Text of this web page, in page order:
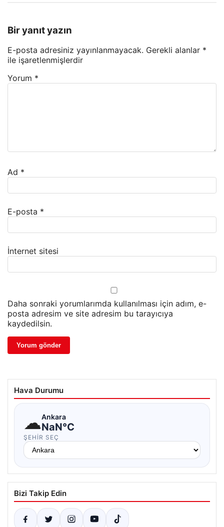
Bir yanıt yazın
E-posta adresiniz yayınlanmayacak. Gerekli alanlar *
ile işaretlenmişlerdir
Yorum *
Ad *
E-posta *
İnternet sitesi
Daha sonraki yorumlarımda kullanılması için adım, e-
posta adresim ve site adresim bu tarayıcıya
kaydedilsin.
Hava Durumu
☁Ankara
NaN°C
ŞEHIR SEÇ
Bizi Takip Edin